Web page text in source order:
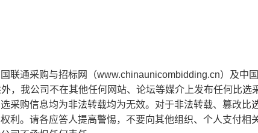
联通采购与招标网（www.chinaunicombidding.cn）及中
，我公司不在其他任何网站、论坛等媒介上发布任何比选
采购信息均为非法转载均为无效。对于非法转载、篡改比
利。请各应答人提高警惕，不要向其他组织、个人支付相